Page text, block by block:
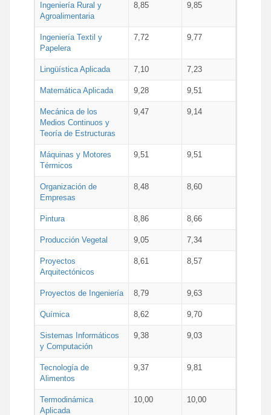
Ingeniería Rural y
Agroalimentaria
8,85 9,85
Ingeniería Textil y
Papelera
7,72 9,77
Lingüística Aplicada 7,10 7,23
Matemática Aplicada 9,28 9,51
Mecánica de los
Medios Continuos y
Teoría de Estructuras
9,47 9,14
Máquinas y Motores
Térmicos
9,51 9,51
Organización de
Empresas
8,48 8,60
Pintura 8,86 8,66
Producción Vegetal 9,05 7,34
Proyectos
Arquitectónicos
8,61 8,57
Proyectos de Ingeniería 8,79 9,63
Química 8,62 9,70
Sistemas Informáticos
y Computación
9,38 9,03
Tecnología de
Alimentos
9,37 9,81
Termodinámica
Aplicada
10,00 10,00